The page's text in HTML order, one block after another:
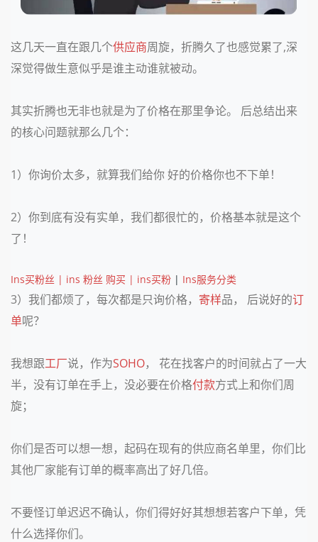
这几天一直在跟几个供应商周旋，折腾久了也感觉累了,深
深觉得做生意似乎是谁主动谁就被动。
其实折腾也无非也就是为了价格在那里争论。 后总结出来
的核心问题就那么几个：
1）你询价太多，就算我们给你 好的价格你也不下单！
2）你到底有没有实单，我们都很忙的，价格基本就是这个
了！
Ins买粉丝 | ins 粉丝 购买 | ins买粉 | Ins服务分类
3）我们都烦了，每次都是只询价格， 寄样品， 后说好的订
单呢？
我想跟工厂说，作为SOHO， 花在找客户的时间就占了一大
半，没有订单在手上，没必要在价格付款方式上和你们周
旋；
你们是否可以想一想，起码在现有的供应商名单里，你们比
其他厂家能有订单的概率高出了好几倍。
不要怪订单迟迟不确认，你们得好好其想想若客户下单，凭
什么选择你们。